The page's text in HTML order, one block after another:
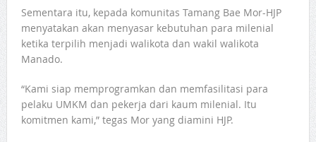
Sementara itu, kepada komunitas Tamang Bae Mor-HJP
menyatakan akan menyasar kebutuhan para milenial
ketika terpilih menjadi walikota dan wakil walikota
Manado.
“Kami siap memprogramkan dan memfasilitasi para
pelaku UMKM dan pekerja dari kaum milenial. Itu
komitmen kami,” tegas Mor yang diamini HJP.